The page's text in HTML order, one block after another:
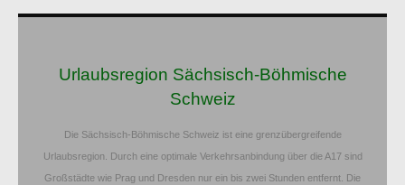
Urlaubsregion Sächsisch-Böhmische
Schweiz
Die Sächsisch-Böhmische Schweiz ist eine grenzübergreifende
Urlaubsregion. Durch eine optimale Verkehrsanbindung über die A17 sind
Großstädte wie Prag und Dresden nur ein bis zwei Stunden entfernt. Die